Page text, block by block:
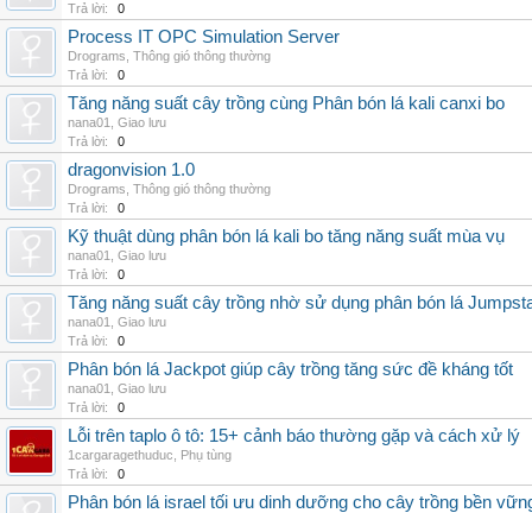
Trả lời:
0
Process IT OPC Simulation Server
Drograms Thông gió thông thường
Trả lời:
0
Tăng năng suất cây trồng cùng Phân bón lá kali canxi bo
nana01
Giao lưu
Trả lời:
0
dragonvision 1.0
Drograms Thông gió thông thường
Trả lời:
0
Kỹ thuật dùng phân bón lá kali bo tăng năng suất mùa vụ
nana01
Giao lưu
Trả lời:
0
Tăng năng suất cây trồng nhờ sử dụng phân bón lá
nana01
Giao lưu
Trả lời:
0
Phân bón lá Jackpot giúp cây trồng tăng sức đề kháng tốt
nana01
Giao lưu
Trả lời:
0
Lỗi trên taplo ô tô: 15+ cảnh báo thường gặp và cách xử lý
1cargaragethuduc
Phụ tùng
Trả lời:
0
Phân bón lá israel tối ưu dinh dưỡng cho cây trồng bền